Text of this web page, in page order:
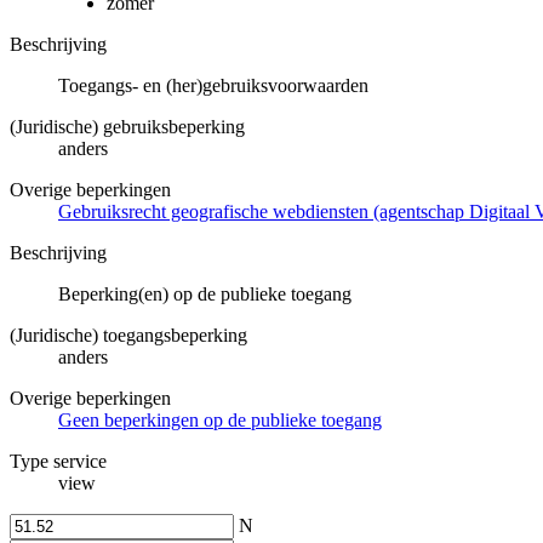
Beschrijving
Toegangs- en (her)gebruiksvoorwaarden
(Juridische) gebruiksbeperking
anders
Overige beperkingen
Gebruiksrecht geografische webdiensten (agentschap Digitaal
Beschrijving
Beperking(en) op de publieke toegang
(Juridische) toegangsbeperking
anders
Overige beperkingen
Geen beperkingen op de publieke toegang
Type service
view
N